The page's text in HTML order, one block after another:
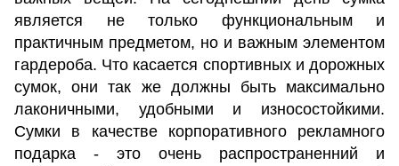
является не только функциональным и
практичным предметом, но и важным элементом
гардероба. Что касается спортивных и дорожных
сумок, они так же должны быть максимально
лаконичными, удобными и износостойкими.
Сумки в качестве корпоративного рекламного
подарка - это очень распространенний и